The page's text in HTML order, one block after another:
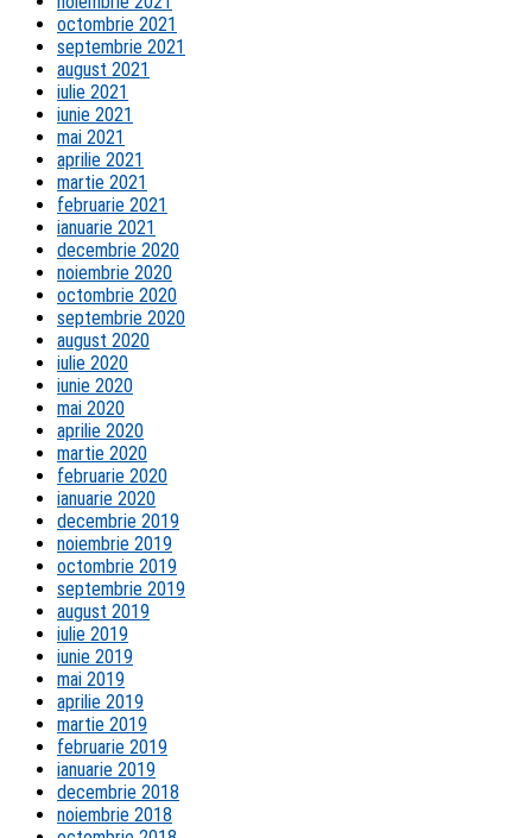
octombrie 2021
septembrie 2021
august 2021
iulie 2021
iunie 2021
mai 2021
aprilie 2021
martie 2021
februarie 2021
ianuarie 2021
decembrie 2020
noiembrie 2020
octombrie 2020
septembrie 2020
august 2020
iulie 2020
iunie 2020
mai 2020
aprilie 2020
martie 2020
februarie 2020
ianuarie 2020
decembrie 2019
noiembrie 2019
octombrie 2019
septembrie 2019
august 2019
iulie 2019
iunie 2019
mai 2019
aprilie 2019
martie 2019
februarie 2019
ianuarie 2019
decembrie 2018
noiembrie 2018